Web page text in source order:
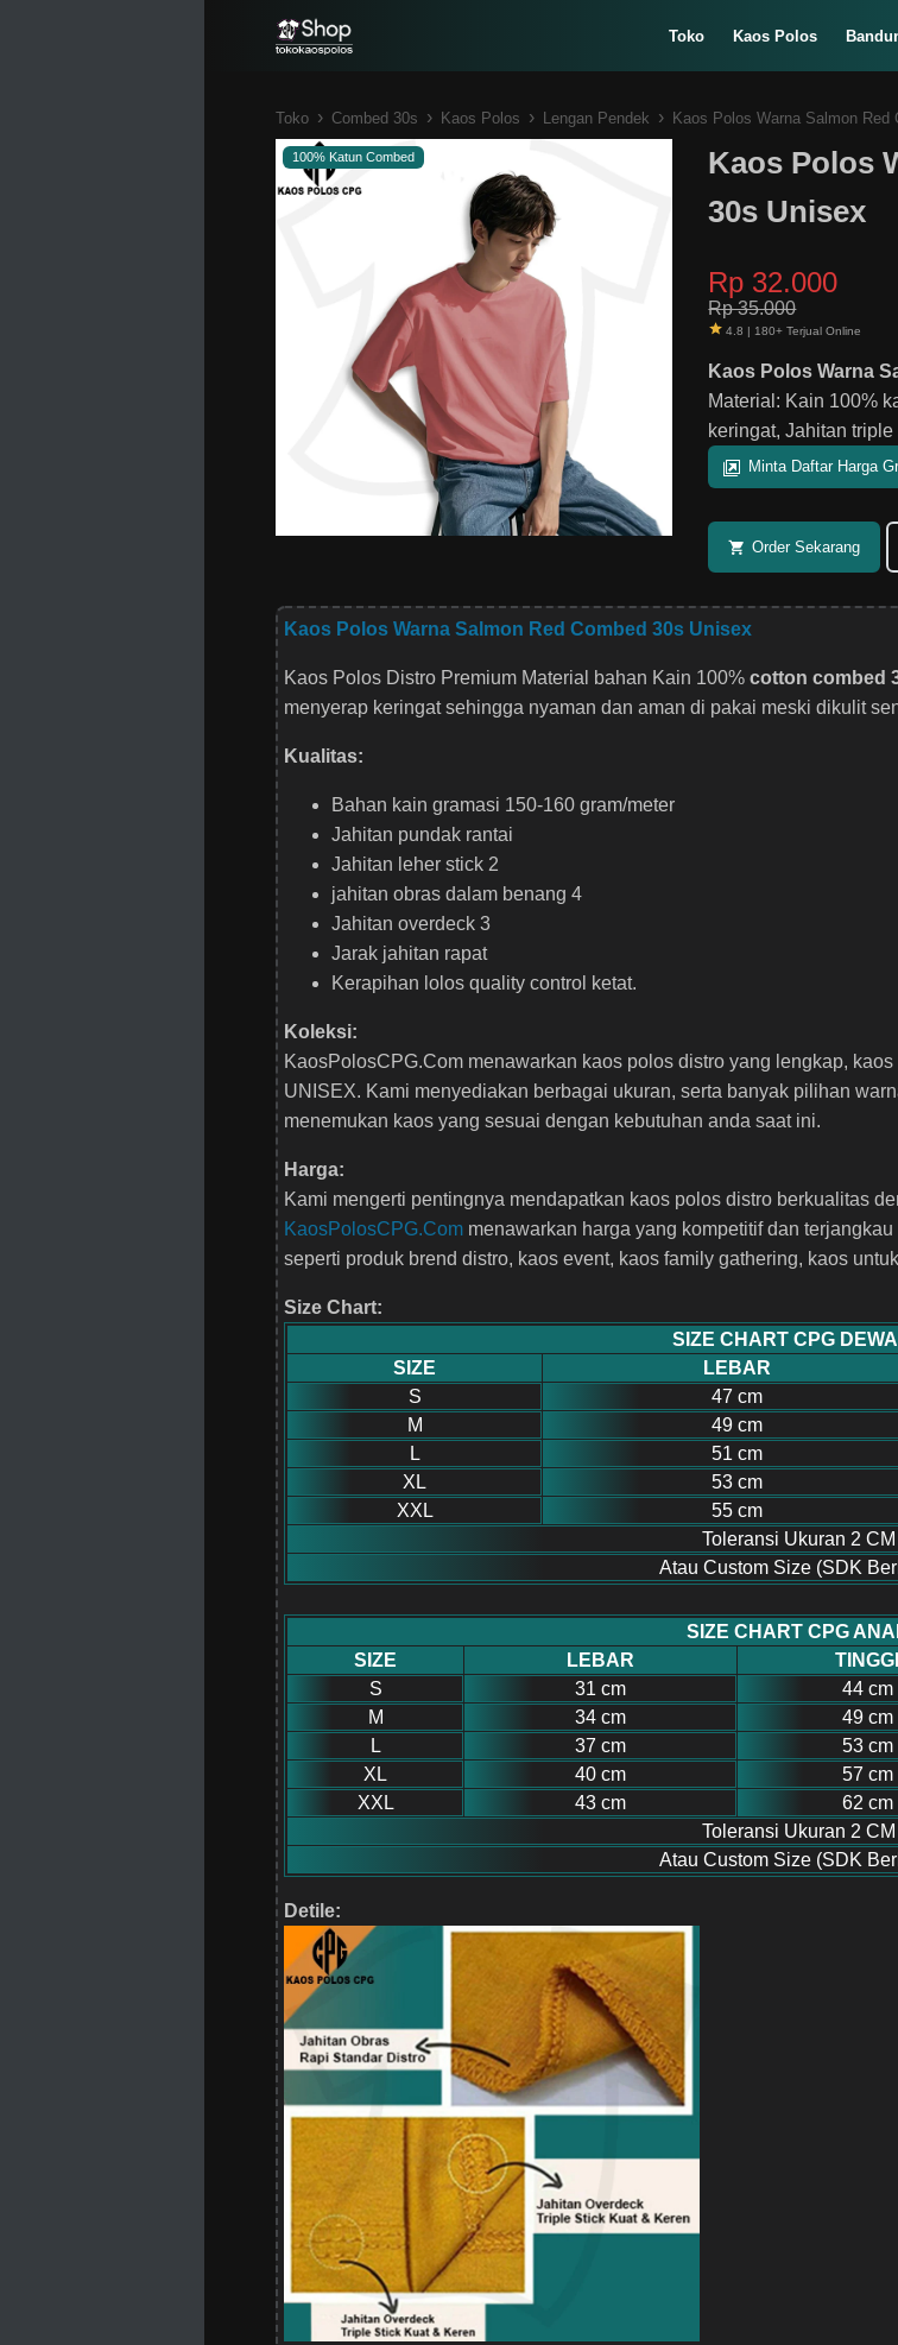
Toko Kaos Polos
Toko › Combed 30s › Kaos Polos › Lengan Pendek › Kaos Polos Warna Salmon Red
Kaos Polos
30s Unisex
100% Katun Combed
Rp 32.000
Rp 35.000
4.8 | 180+ Terjual Online
Kaos Polos Warna
Material: Kain 100%
keringat, Jahitan
Minta Daftar Harga
Order Sekarang
Kaos Polos Warna Salmon Red Combed 30s Unisex
Kaos Polos Distro Premium Material bahan Kain 100% cotton combed
menyerap keringat sehingga nyaman dan aman di pakai meski dikulit
Kualitas:
Bahan kain gramasi 150-160 gram/meter
Jahitan pundak rantai
Jahitan leher stick 2
jahitan obras dalam benang 4
Jahitan overdeck 3
Jarak jahitan rapat
Kerapihan lolos quality control ketat.
Koleksi:
KaosPolosCPG.Com menawarkan kaos polos distro yang lengkap,
UNISEX. Kami menyediakan berbagai ukuran, serta banyak pilihan
menemukan kaos yang sesuai dengan kebutuhan anda saat ini.
Harga:
Kami mengerti pentingnya mendapatkan kaos polos distro berkualitas
KaosPolosCPG.Com menawarkan harga yang kompetitif dan
seperti produk brend distro, kaos event, kaos family gathering, kaos
Size Chart:
SIZE CHART CPG
SIZE
LEBAR
S
47 cm
M
49 cm
L
51 cm
XL
53 cm
XXL
55 cm
Toleransi Ukuran 2 CM
Atau Custom Size (SDK
SIZE CHART CPG
SIZE
LEBAR TINGGI
S
31 cm 44 cm
M
34 cm 49 cm
L
37 cm 53 cm
XL
40 cm 57 cm
XXL
43 cm 62 cm
Toleransi Ukuran 2 CM
Atau Custom Size (SDK
Detile: